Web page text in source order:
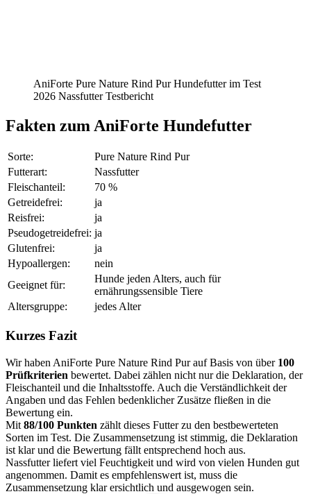
AniForte Pure Nature Rind Pur Hundefutter im Test
2026 Nassfutter Testbericht
Fakten zum AniForte Hundefutter
Sorte:
Pure Nature Rind Pur
Futterart:
Nassfutter
Fleischanteil:
70 %
Getreidefrei:
ja
Reisfrei:
ja
Pseudogetreidefrei: ja
Glutenfrei:
ja
Hypoallergen:
nein
Geeignet für:
Hunde jeden Alters, auch für
ernährungssensible Tiere
Altersgruppe:
jedes Alter
Kurzes Fazit
Wir haben AniForte Pure Nature Rind Pur auf Basis von über 100
Prüfkriterien bewertet. Dabei zählen nicht nur die Deklaration, der
Fleischanteil und die Inhaltsstoffe. Auch die Verständlichkeit der
Angaben und das Fehlen bedenklicher Zusätze fließen in die
Bewertung ein.
Mit 88/100 Punkten zählt dieses Futter zu den bestbewerteten
Sorten im Test. Die Zusammensetzung ist stimmig, die Deklaration
ist klar und die Bewertung fällt entsprechend hoch aus.
Nassfutter liefert viel Feuchtigkeit und wird von vielen Hunden gut
angenommen. Damit es empfehlenswert ist, muss die
Zusammensetzung klar ersichtlich und ausgewogen sein.